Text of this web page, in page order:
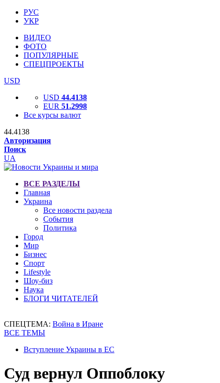
РУС
УКР
ВИДЕО
ФОТО
ПОПУЛЯРНЫЕ
СПЕЦПРОЕКТЫ
USD
USD 44.4138
EUR 51.2998
Все курсы валют
44.4138
Авторизация
Поиск
UA
ВСЕ РАЗДЕЛЫ
Главная
Украина
Все новости раздела
События
Политика
Город
Мир
Бизнес
Спорт
Lifestyle
Шоу-биз
Наука
БЛОГИ ЧИТАТЕЛЕЙ
СПЕЦТЕМА: Война в Иране
ВСЕ ТЕМЫ
Вступление Украины в ЕС
Суд вернул Оппоблоку